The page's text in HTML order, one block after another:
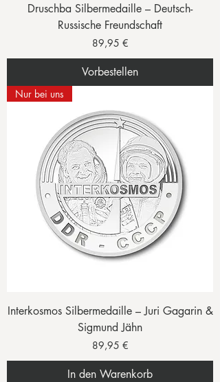
Druschba Silbermedaille – Deutsch-
Russische Freundschaft
Preis
89,95 €
Vorbestellen
Nur bei uns
Interkosmos Silbermedaille – Juri Gagarin &
Sigmund Jähn
Preis
89,95 €
In den Warenkorb